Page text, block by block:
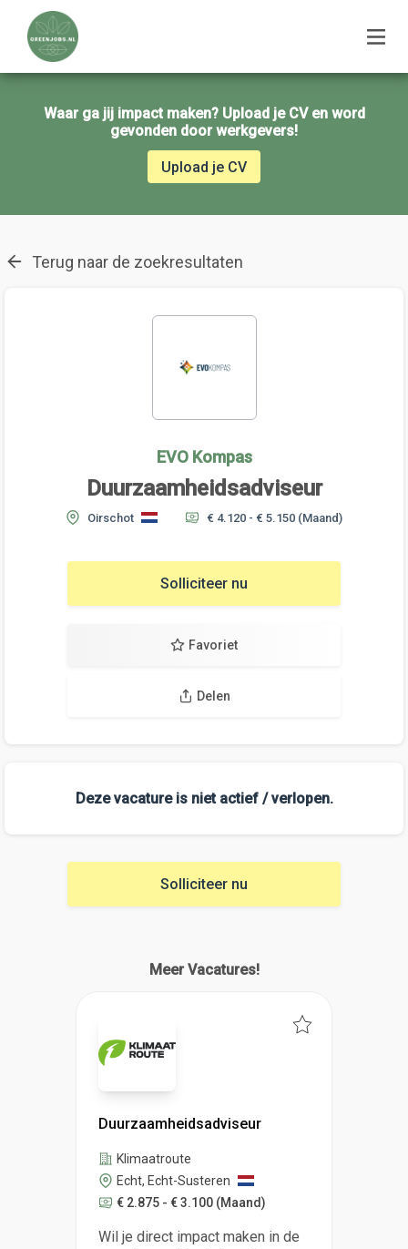
Waar ga jij impact maken? Upload je CV en word
gevonden door werkgevers!
Upload je CV
Terug naar de zoekresultaten
EVO Kompas
Duurzaamheidsadviseur
Oirschot € 4.120 - € 5.150 (Maand)
Solliciteer nu
Favoriet
Delen
Deze vacature is niet actief / verlopen.
Solliciteer nu
Meer Vacatures!
Duurzaamheidsadviseur
Klimaatroute
Echt, Echt-Susteren
€ 2.875 - € 3.100 (Maand)
Wil je direct impact maken in de